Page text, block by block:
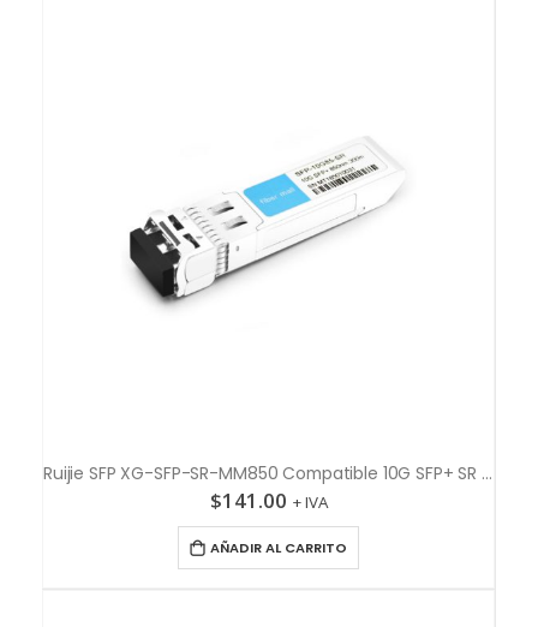
Ruijie SFP XG-SFP-SR-MM850 Compatible 10G SFP+ SR 850nm 300m LC MMF DDM
$141.00 + IVA
AÑADIR AL CARRITO